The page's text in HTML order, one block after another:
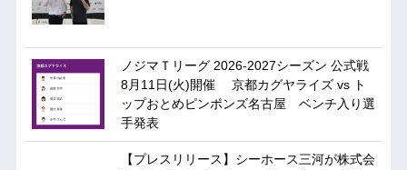
ノジマＴリーグ 2026-2027シーズン 公式戦
8月11日(火)開催 京都カグヤライズ vs ト
ップおとめピンポンズ名古屋 ベンチ入り選
手発表
【プレスリリース】シーホース三河が株式会